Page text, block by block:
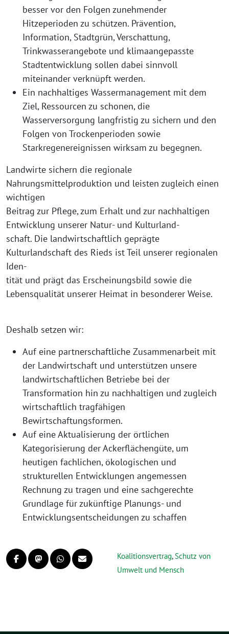
besser vor den Folgen zunehmender
Hitzeperioden zu schützen. Prävention,
Information, Stadtgrün, Verschattung,
Trinkwasserangebote und klimaangepasste
Stadtentwicklung sollen dabei sinnvoll
miteinander verknüpft werden.
Ein nachhaltiges Wassermanagement mit dem
Ziel, Ressourcen zu schonen, die
Wasserversorgung langfristig zu sichern und den
Folgen von Trockenperioden sowie
Starkregenereignissen wirksam zu begegnen.
Landwirte sichern die regionale
Nahrungsmittelproduktion und leisten zugleich einen
wichtigen
Beitrag zur Pflege, zum Erhalt und zur nachhaltigen
Entwicklung unserer Natur- und Kulturland-
schaft. Die landwirtschaftlich geprägte
Kulturlandschaft des Rieds ist Teil unserer regionalen
Iden-
tität und prägt das Erscheinungsbild sowie die
Lebensqualität unserer Heimat in besonderer Weise.
Deshalb setzen wir:
Auf eine partnerschaftliche Zusammenarbeit mit
der Landwirtschaft und unterstützen unsere
landwirtschaftlichen Betriebe bei der
Transformation hin zu nachhaltigen und zugleich
wirtschaftlich tragfähigen
Bewirtschaftungsformen.
Auf eine Aktualisierung der örtlichen
Kategorisierung der Ackerflächengüte, um
heutigen fachlichen, ökologischen und
strukturellen Entwicklungen angemessen
Rechnung zu tragen und eine sachgerechte
Grundlage für zukünftige Planungs- und
Entwicklungsentscheidungen zu schaffen
Koalitionsvertrag,Schutz von
Umwelt und Mensch